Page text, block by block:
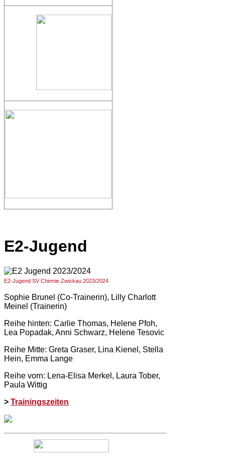
E2-Jugend
E2-Jugend SV Chemie Zwickau 2023/2024
Sophie Brunel (Co-Trainerin), Lilly Charlott
Meinel (Trainerin)
Reihe hinten: Carlie Thomas, Helene Pfoh,
Lea Popadak, Anni Schwarz, Helene Tesovic
Reihe Mitte: Greta Graser, Lina Kienel, Stella
Hein, Emma Lange
Reihe vorn: Lena-Elisa Merkel, Laura Tober,
Paula Wittig
> Trainingszeiten